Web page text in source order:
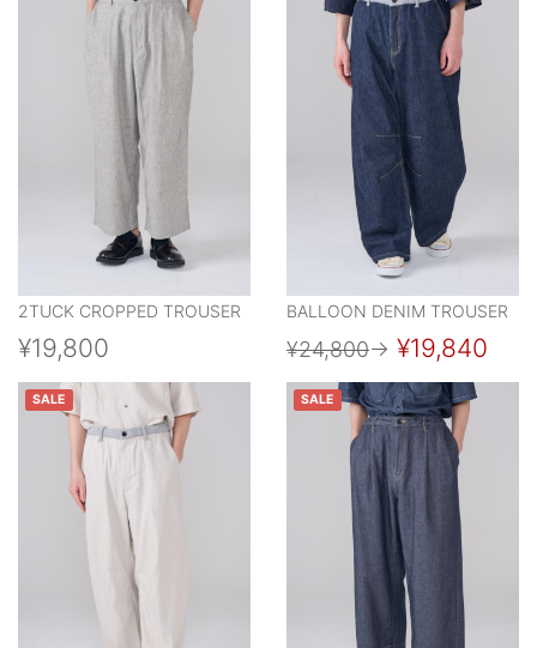
2TUCK CROPPED TROUSER
¥19,800
BALLOON DENIM TROUSER
¥24,800→ ¥19,840
SALE SALE